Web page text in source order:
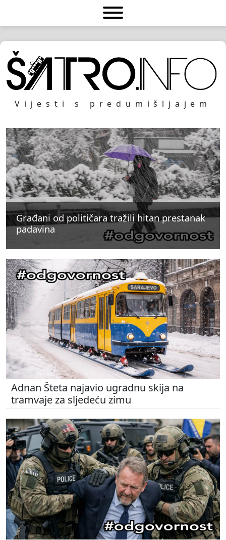
Vijesti s predumišljajem
Građani od političara tražili hitan prestanak
padavina
Građani od političara tražili hitan prestanak
padavina
Građani od političara tražili hitan prestanak
padavina
Adnan Šteta najavio ugradnu skija na
tramvaje za sljedeću zimu